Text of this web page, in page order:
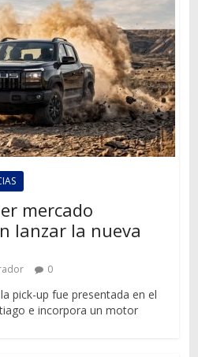
mercado
lanzar la nueva
0
pick-up fue presentada en el
e incorpora un motor